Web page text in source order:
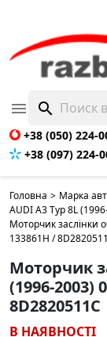
 search
+38 (050) 224-
+38 (097) 224-
Головна > Марка
AUDI A3 Typ 8L
Моторчик заслінки
133861H /
Моторчик
(1996-2003)
8D2820511C
В НАЯВНОСТІ